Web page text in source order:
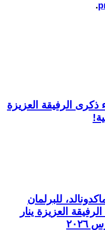
.
الرفيقة العزيزة
للبرلمان
العزيزة ينار